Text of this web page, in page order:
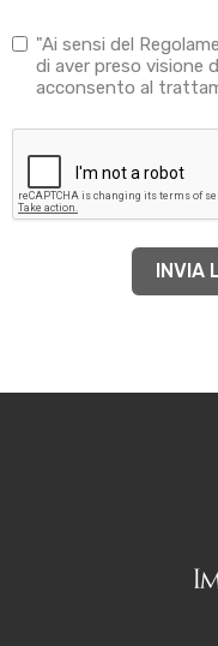
"Ai sensi del
di aver preso visione
acconsento al
INVIA